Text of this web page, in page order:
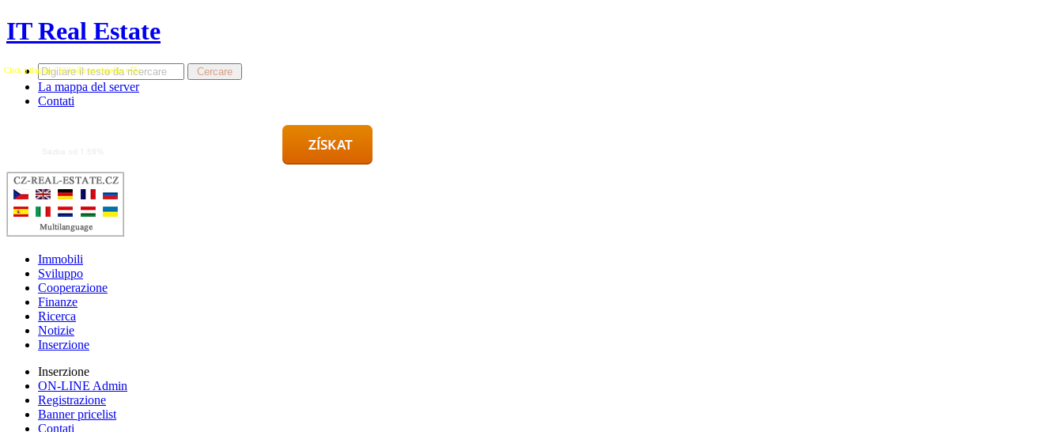
IT Real Estate
La mappa del server
Contati
Click a flag up / Klikněte na vlaječku výše
Immobili
Sviluppo
Cooperazione
Finanze
Ricerca
Notizie
Inserzione
Inserzione
ON-LINE Admin
Registrazione
Banner pricelist
Contati